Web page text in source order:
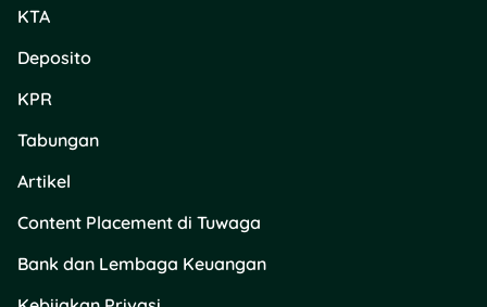
Cara Deposit Dana ke
Masukkan kartu
Masukkan PIN
Pilih menu “Transaksi
KTA
Deposito
KPR
Tabungan
Artikel
Content Placement di Tuwaga
Bank dan Lembaga Keuangan